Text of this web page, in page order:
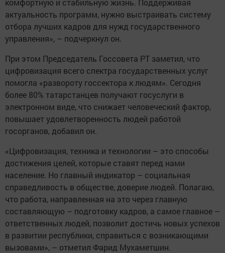
комфортную и стабильную жизнь. Поддерживая
актуальность программ, нужно выстраивать систему
отбора лучших кадров для нужд государственного
управления», – подчеркнул он.
При этом Председатель Госсовета РТ заметил, что
цифровизация всего спектра государственных услуг
помогла «развороту госсектора к людям». Сегодня
более 80% татарстанцев получают госуслуги в
электронном виде, что снижает человеческий фактор,
повышает удовлетворенность людей работой
госорганов, добавил он.
«Цифровизация, техника и технологии – это способы
достижения целей, которые ставят перед нами
население. Но главный индикатор – социальная
справедливость в обществе, доверие людей. Полагаю,
что работа, направленная на это через главную
составляющую – подготовку кадров, а самое главное –
ответственных людей, позволит достичь новых успехов
в развитии республики, справиться с возникающими
вызовами», – отметил Фарид Мухаметшин.